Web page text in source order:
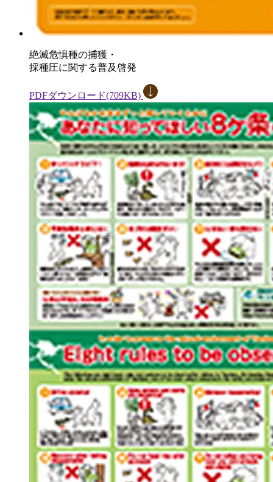
絶滅危惧種の捕獲・
採種圧に関する普及啓発
PDFダウンロード(709KB)